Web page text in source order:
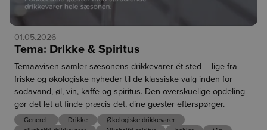
01.05.2026
Tema: Drikke & Spiritus
Temaavisen samler sæsonens drikkevarer ét sted – lige fra
friske og økologiske nyheder til de klassiske valg inden for
sodavand, øl, vin, kaffe og spiritus. Den overskuelige opdeling
gør det let at finde præcis det, dine gæster efterspørger.
Generelt Drikke
Økologiske drikkevarer
Forrige
Husk, at du blot skal klikke på varenummeret for at komme
direkte til varen.
De danske økologiske frilandsurter er i højsæson, og det er
nu, du skal slå til. Urterne dyrkes på Glænø af Carsten og
Neel fra Grønholtgaard, hvor gode dyrkningsforhold og stor